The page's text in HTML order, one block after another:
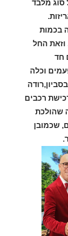
סוג מלבד
בכמות
וזאת החל
חד
וכלה
רכבים
שהולכת
שכמובן